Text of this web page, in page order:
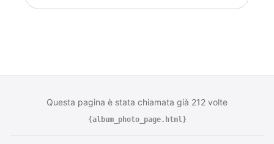
Questa pagina è stata chiamata già 212 volte
{album_photo_page.html}